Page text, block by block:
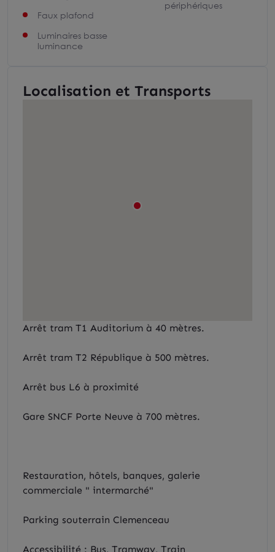
Faux plafond
Luminaires basse
luminance
périphériques
Localisation et Transports
Arrêt tram T1 Auditorium à 40 mètres.
Arrêt tram T2 République à 500 mètres.
Arrêt bus L6 à proximité
Gare SNCF Porte Neuve à 700 mètres.
Restauration, hôtels, banques, galerie
commerciale " intermarché"
Parking souterrain Clemenceau
Accessibilité : Bus, Tramway, Train